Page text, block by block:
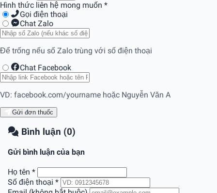
Hình thức liên hệ mong muốn *
Gọi điện thoại
Chat Zalo
Để trống nếu số Zalo trùng với số điện thoại
Chat Facebook
VD: facebook.com/yourname hoặc Nguyễn Văn A
Gửi đơn thuốc
Bình luận (0)
Gửi bình luận của bạn
Họ tên *
Số điện thoại *